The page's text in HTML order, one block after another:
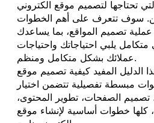
تحتاجها لتصميم موقع الكتروني
سوف تتعرف على أهم الخطوات
تصميم المواقع، بما يساعدك
يلبي احتياجاتك واحتياجات
عملائك بشكل متكامل ومنظم.
المفيد كيفية تصميم موقع
مبسطة تفصيلية تتضمن اختيار
تصميم الصفحات، تطوير المحتوى،
كلها خطوات أساسية لإنشاء موقع